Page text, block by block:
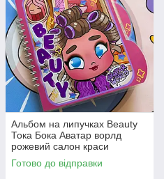
Альбом на липучках Beauty
Тока Бока Аватар ворлд
рожевий салон краси
подружки
Готово до відправки